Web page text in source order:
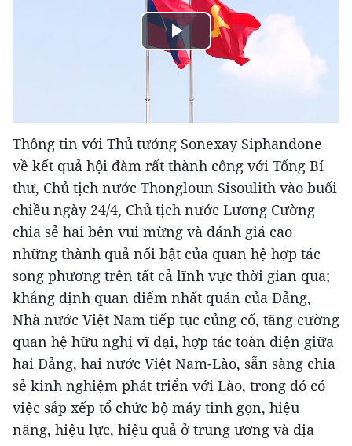
Play
Thông tin với Thủ tướng Sonexay Siphandone
về kết quả hội đàm rất thành công với Tổng Bí
thư, Chủ tịch nước Thongloun Sisoulith vào buổi
chiều ngày 24/4, Chủ tịch nước Lương Cường
chia sẻ hai bên vui mừng và đánh giá cao
những thành quả nổi bật của quan hệ hợp tác
song phương trên tất cả lĩnh vực thời gian qua;
khẳng định quan điểm nhất quán của Đảng,
Nhà nước Việt Nam tiếp tục củng cố, tăng cường
quan hệ hữu nghị vĩ đại, hợp tác toàn diện giữa
hai Đảng, hai nước Việt Nam-Lào, sẵn sàng chia
sẻ kinh nghiệm phát triển với Lào, trong đó có
việc sắp xếp tổ chức bộ máy tinh gọn, hiệu
năng, hiệu lực, hiệu quả ở trung ương và địa